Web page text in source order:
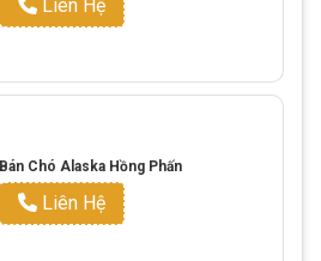
Liên Hệ
Bán Chó Alaska Hồng Phấn
Liên Hệ